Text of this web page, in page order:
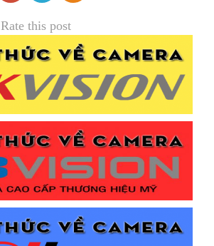
Rate this post